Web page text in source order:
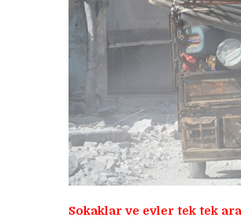
Sokaklar ve evler tek tek